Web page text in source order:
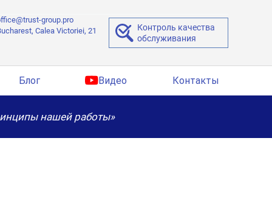
group.pro
Calea Victoriei, 21
Контроль качества
обслуживания
Блог Видео Контакты
нашей работы»